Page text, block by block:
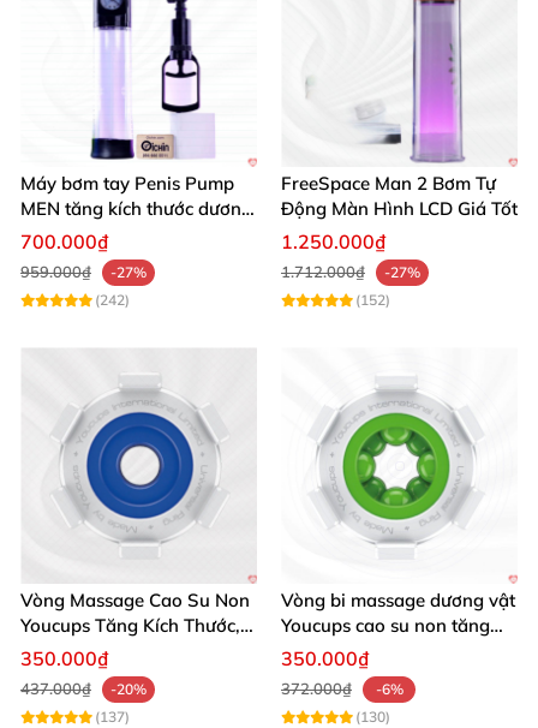
nay để trải nghiệm sự khác biệt vượt trội! 🚀🛒
Máy bơm tay Penis Pump
MEN tăng kích thước dương
vật hiệu quả
700.000₫
959.000₫
-27%
(242)
FreeSpace Man 2 Bơm Tự
Động Màn Hình LCD Giá Tốt
1.250.000₫
1.712.000₫
-27%
(152)
Vòng Massage Cao Su Non
Youcups Tăng Kích Thước,
Thoải Mái Sảng Khoái
350.000₫
437.000₫
-20%
(137)
Vòng bi massage dương vật
Youcups cao su non tăng
kích thước hiệu quả
350.000₫
372.000₫
-6%
(130)